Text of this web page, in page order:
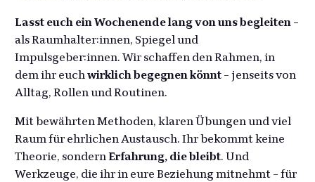
Lasst euch ein Wochenende lang von uns begleiten –
als Raumhalter:innen, Spiegel und
Impulsgeber:innen. Wir schaffen den Rahmen, in
dem ihr euchwirklich begegnen könnt – jenseits von
Alltag, Rollen und Routinen.
Mit bewährten Methoden, klaren Übungen und viel
Raum für ehrlichen Austausch. Ihr bekommt keine
Theorie, sondern Erfahrung, die bleibt. Und
Werkzeuge, die ihr in eure Beziehung mitnehmt – für